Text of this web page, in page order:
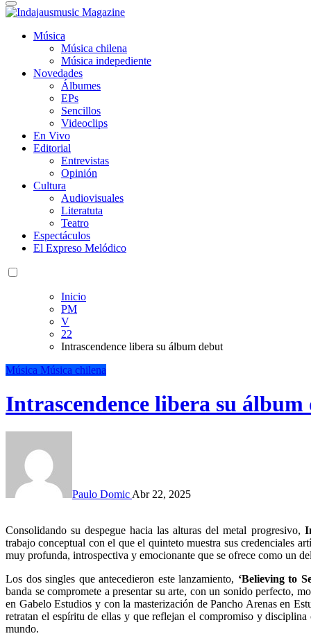
Música, Cultura y Espectáculos
Música
Música chilena
Música indepediente
Novedades
Álbumes
EPs
Sencillos
Videoclips
En Vivo
Editorial
Entrevistas
Opinión
Cultura
Audiovisuales
Literatuta
Teatro
Espectáculos
El Expreso Melódico
Inicio
PM
V
22
Intrascendence libera su álbum debut
Música Música chilena
Intrascendence libera su álbum
Paulo Domic Abr 22, 2025
Consolidando su despegue hacia las alturas del metal progresivo,
trabajo conceptual con el que el quinteto muestra sus credenciales
muy profunda, introspectiva y emocionante que se ofrece como un
Los dos singles que antecedieron este lanzamiento, ‘Believing to
banda se compromete a presentar su arte, con un sonido perfecto,
en Gabelo Estudios y con la masterización de Pancho Arenas en
retratan el espíritu de ellas y que reflejan el compromiso y
mundo.